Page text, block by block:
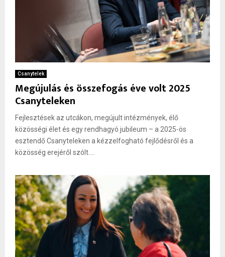
Csanytelek
Megújulás és összefogás éve volt 2025
Csanyteleken
Fejlesztések az utcákon, megújult intézmények, élő
közösségi élet és egy rendhagyó jubileum – a 2025-ös
esztendő Csanyteleken a kézzelfogható fejlődésről és a
közösség erejéről szólt....